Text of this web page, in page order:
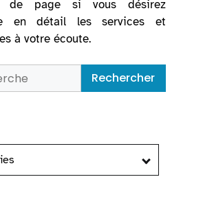
de page si vous désirez
en détail les services et
à votre écoute.
Rechercher